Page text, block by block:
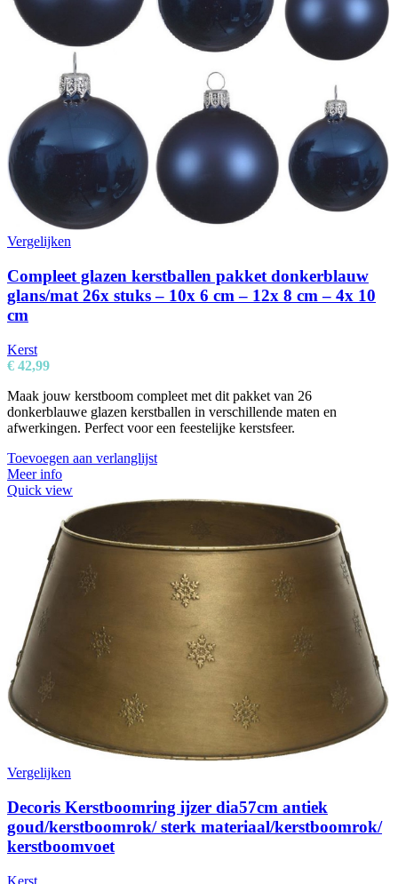
Vergelijken
Compleet glazen kerstballen pakket donkerblauw
glans/mat 26x stuks – 10x 6 cm – 12x 8 cm – 4x 10
cm
Kerst
€ 42,99
Maak jouw kerstboom compleet met dit pakket van 26
donkerblauwe glazen kerstballen in verschillende maten en
afwerkingen. Perfect voor een feestelijke kerstsfeer.
Toevoegen aan verlanglijst
Meer info
Quick view
Vergelijken
Decoris Kerstboomring ijzer dia57cm antiek
goud/kerstboomrok/ sterk materiaal/kerstboomrok/
kerstboomvoet
Kerst